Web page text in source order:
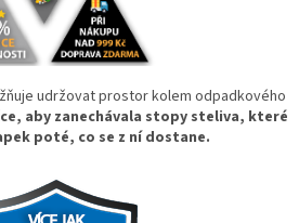
udržovat prostor kolem odpadkového
aby zanechávala stopy steliva, které
poté, co se z ní dostane.